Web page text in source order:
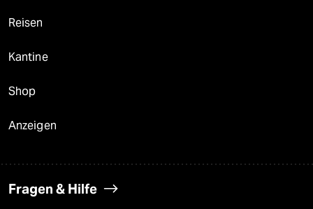
Reisen
Kantine
Shop
Anzeigen
Fragen & Hilfe